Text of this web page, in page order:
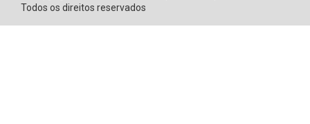
Todos os direitos reservados